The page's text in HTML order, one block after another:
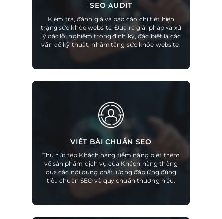
SEO AUDIT
Kiểm tra, đánh giá và báo cáo chi tiết hiện
trạng sức khỏe website. Đưa ra giải pháp và xử
lý các lỗi nghiêm trọng định kỳ, đặc biệt là các
vấn đề kỹ thuật, nhằm tăng sức khỏe website.
VIẾT BÀI CHUẨN SEO
Thu hút tệp Khách hàng tiềm năng biết thêm
về sản phẩm dịch vụ của Khách hàng thông
qua các nội dung chất lượng đáp ứng đúng
tiêu chuẩn SEO và quy chuẩn thương hiệu.